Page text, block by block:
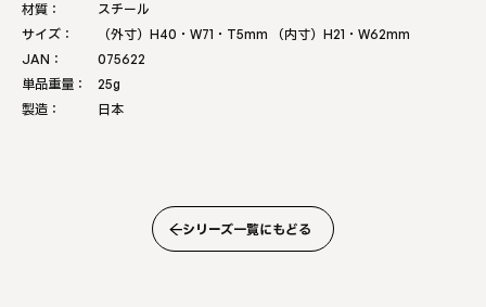
材質：
スチール
サイズ：
（外寸）H40・W71・T5mm （内寸）H21・W62mm
JAN：
075622
単品重量：
25g
製造：
日本
シリーズ一覧にもどる